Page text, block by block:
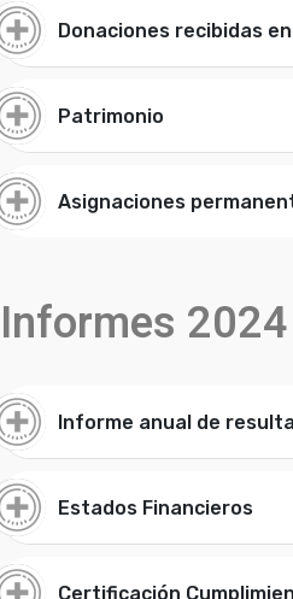
Donaciones recibidas
Patrimonio
Asignaciones
Informes 2024
Informe anual de
Estados Financieros
Certificación